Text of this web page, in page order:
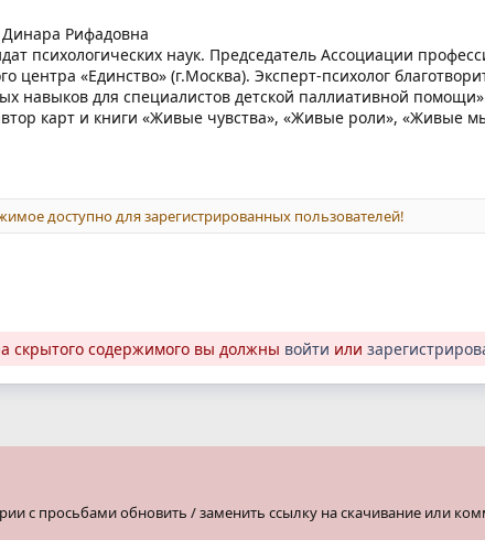
Рифадовна
психологических наук. Председатель Ассоциации
центра «Единство» (г.Москва). Эксперт-психолог
навыков для специалистов детской паллиативной
карт и книги «Живые чувства», «Живые роли», «Живые
доступно для зарегистрированных пользователей!
скрытого содержимого вы должны войти или
с просьбами обновить / заменить ссылку на скачивание или